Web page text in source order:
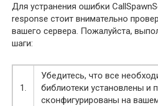
Для устранения ошибки
response стоит внимательно
вашего сервера. Пожалуйста,
шаги:
1.
Убедитесь, что все
библиотеки установлены и
сконфигурированы на